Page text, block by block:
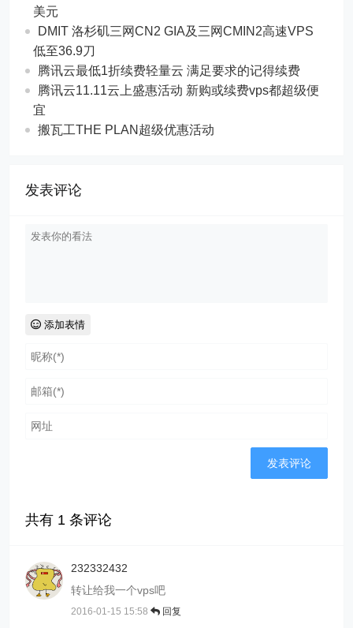
美元
DMIT 洛杉矶三网CN2 GIA及三网CMIN2高速VPS
低至36.9刀
腾讯云最低1折续费轻量云 满足要求的记得续费
腾讯云11.11云上盛惠活动 新购或续费vps都超级便
宜
搬瓦工THE PLAN超级优惠活动
发表评论
添加表情
共有 1 条评论
232332432
转让给我一个vps吧
2016-01-15 15:58 回复